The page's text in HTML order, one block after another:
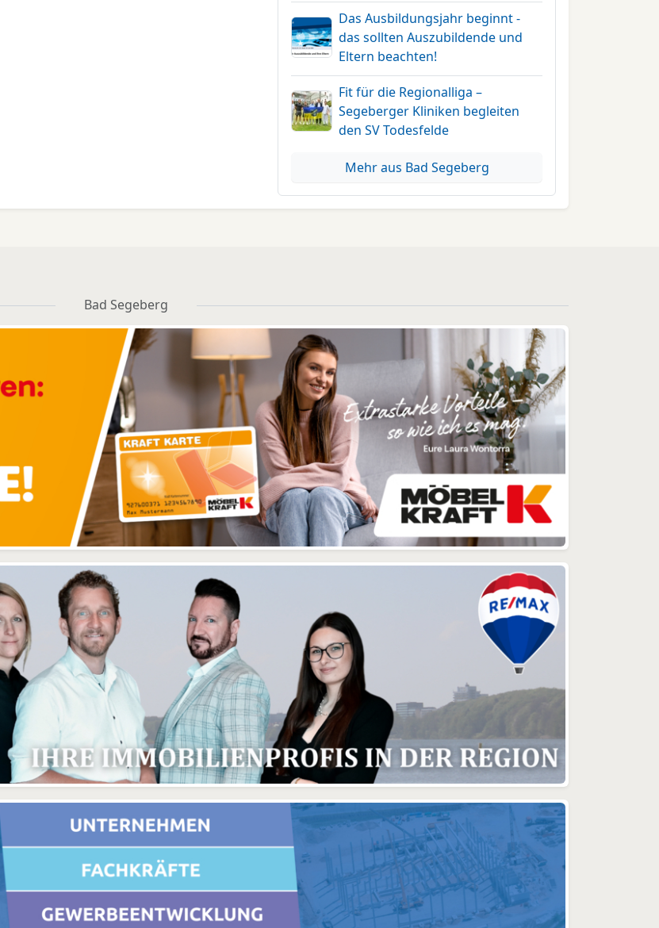
Das Ausbildungsjahr beginnt -
das sollten Auszubildende und
Eltern beachten!
Fit für die Regionalliga –
Segeberger Kliniken begleiten
den SV Todesfelde
Mehr aus Bad Segeberg
Bad Segeberg